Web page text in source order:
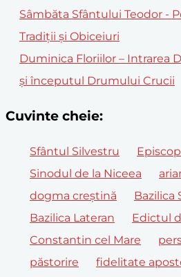
Sâmbăta Sfântului Teodor -
Tradiții și Obiceiuri
Duminica Floriilor – Intrarea
și începutul Drumului Crucii
Cuvinte cheie:
Sfântul Silvestru
Sinodul de la Niceea
dogma creștină
Bazilica
Bazilica Lateran
Edictul
Constantin cel Mare
păstorire
fidelitate